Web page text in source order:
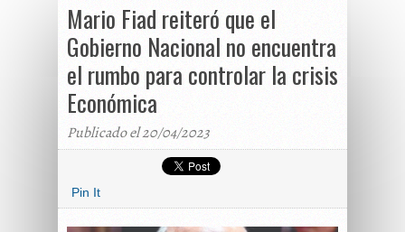
Mario Fiad reiteró que el
Gobierno Nacional no encuentra
el rumbo para controlar la crisis
Económica
Publicado el 20/04/2023
Pin It